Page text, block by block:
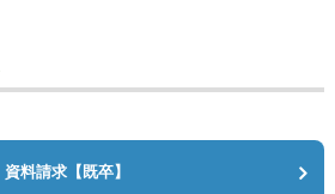
資料請求【既卒】